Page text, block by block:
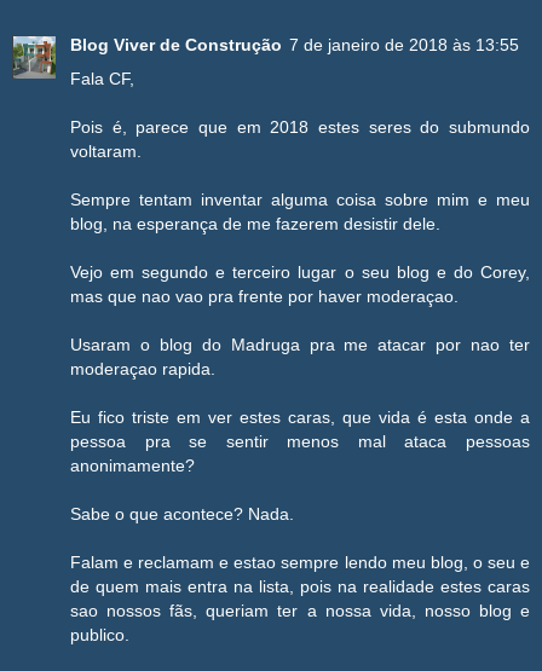
Blog Viver de Construção 7 de janeiro de 2018 às 13:55
Fala CF,
Pois é, parece que em 2018 estes seres do submundo
voltaram.
Sempre tentam inventar alguma coisa sobre mim e meu
blog, na esperança de me fazerem desistir dele.
Vejo em segundo e terceiro lugar o seu blog e do Corey,
mas que nao vao pra frente por haver moderaçao.
Usaram o blog do Madruga pra me atacar por nao ter
moderaçao rapida.
Eu fico triste em ver estes caras, que vida é esta onde a
pessoa pra se sentir menos mal ataca pessoas
anonimamente?
Sabe o que acontece? Nada.
Falam e reclamam e estao sempre lendo meu blog, o seu e
de quem mais entra na lista, pois na realidade estes caras
sao nossos fãs, queriam ter a nossa vida, nosso blog e
publico.